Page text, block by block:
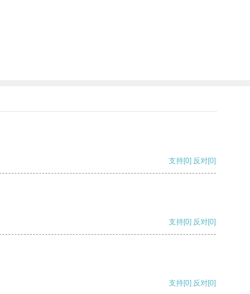
支持[0] 反对[0]
支持[0] 反对[0]
支持[0] 反对[0]